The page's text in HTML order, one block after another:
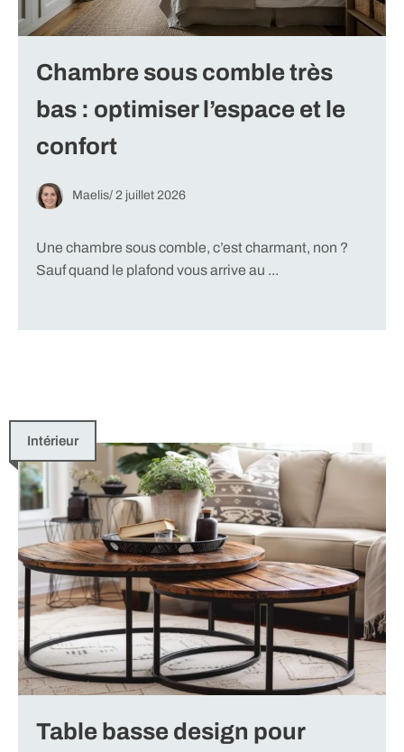
Chambre sous comble très
bas : optimiser l’espace et le
confort
Maelis/ 2 juillet 2026
Une chambre sous comble, c’est charmant, non ?
Sauf quand le plafond vous arrive au ...
Intérieur
Table basse design pour